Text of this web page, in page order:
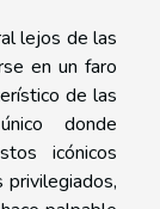
lejos de las
en un faro
de las
donde
icónicos
privilegiados,